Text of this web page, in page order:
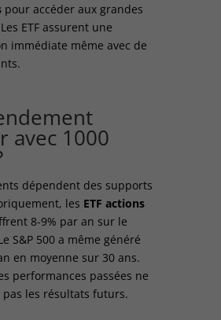
pour accéder aux grandes
ETF assurent une
immédiate même avec de
avec 1000
dépendent des supports
les ETF actions
8-9% par an sur le
S&P 500 a même généré
en moyenne sur 30 ans.
performances passées ne
les résultats futurs.